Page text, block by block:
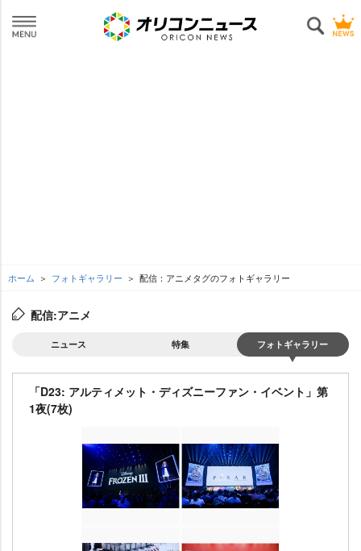
ホーム フォトギャラリー 配信：アニメタグのフォトギャラリー
配信:アニメ
ニュース 特集 フォトギャラリー
「D23: アルティメット・ディズニーファン・イベント」第
1夜(7枚)